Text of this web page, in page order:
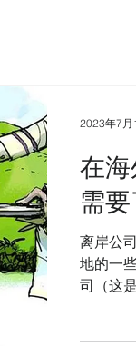
在
需要
离岸公
地的一
司（这
2023年7月